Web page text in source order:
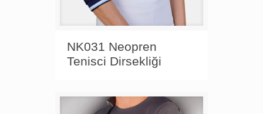
NK031 Neopren
Tenisci Dirsekliği